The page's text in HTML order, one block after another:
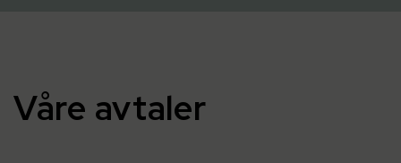
Våre avtaler